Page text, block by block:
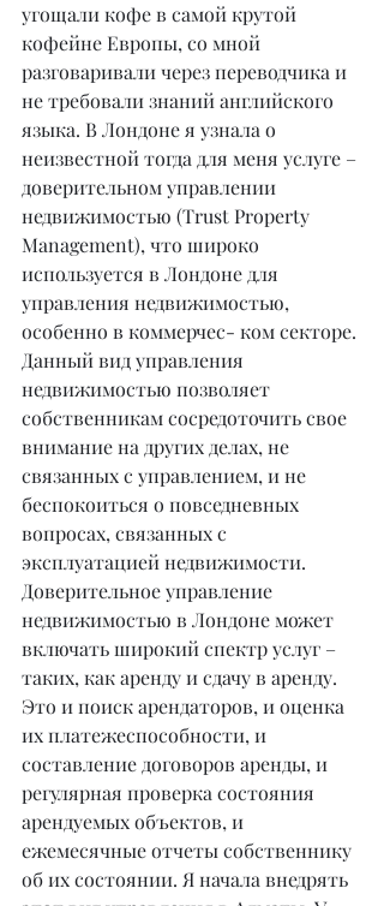
угощали кофе в самой крутой
кофейне Европы, со мной
разговаривали через переводчика и
не требовали знаний английского
языка. В Лондоне я узнала о
неизвестной тогда для меня услуге –
доверительном управлении
недвижимостью (Trust Property
Management), что широко
используется в Лондоне для
управления недвижимостью,
особенно в коммерчес- ком секторе.
Данный вид управления
недвижимостью позволяет
собственникам сосредоточить свое
внимание на других делах, не
связанных с управлением, и не
беспокоиться о повседневных
вопросах, связанных с
эксплуатацией недвижимости.
Доверительное управление
недвижимостью в Лондоне может
включать широкий спектр услуг –
таких, как аренду и сдачу в аренду.
Это и поиск арендаторов, и оценка
их платежеспособности, и
составление договоров аренды, и
регулярная проверка состояния
арендуемых объектов, и
ежемесячные отчеты собственнику
об их состоянии. Я начала внедрять